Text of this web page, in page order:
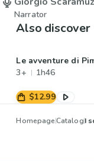
Narrator
Also discover
Le avventure di
3+
1h46
$12.99
HomepageCatalogI